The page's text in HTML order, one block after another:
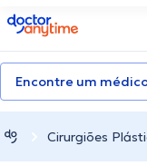
doctoranytime
Encontre um
Cirurgiões